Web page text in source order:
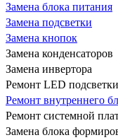
Замена блока питания
Замена подсветки
Замена кнопок
Замена конденсаторов
Замена инвертора
Ремонт LED подсветки
Ремонт внутреннего
Ремонт системной
Замена блока